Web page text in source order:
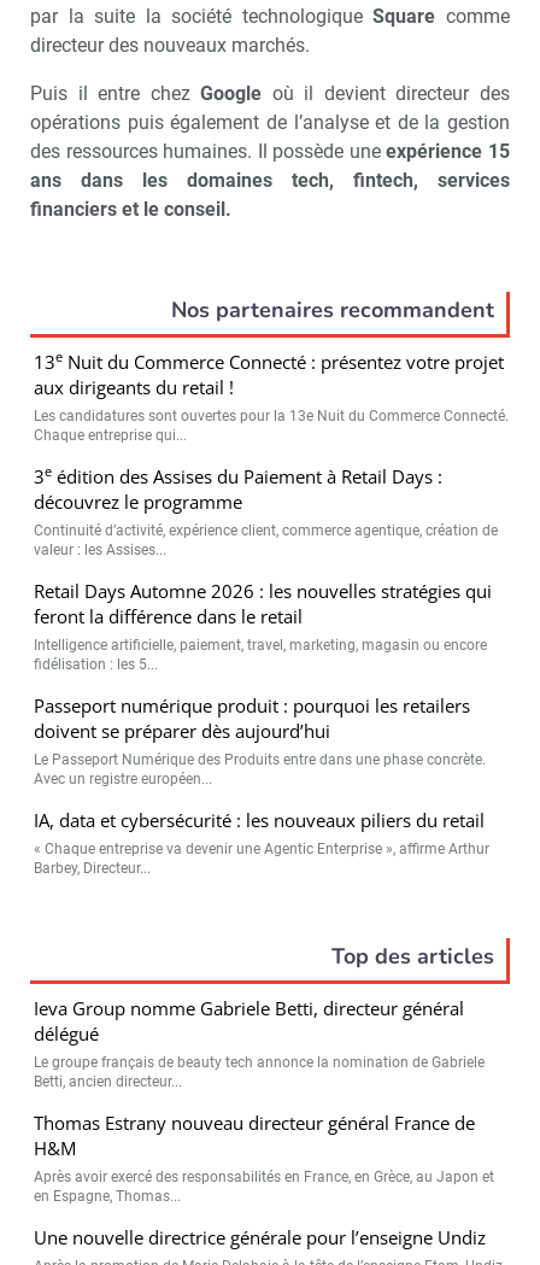
par la suite la société technologiqueSquare comme
directeur des nouveaux marchés.
Puis il entre chezGoogle où il devient directeur des
opérations puis également de l’analyse et de la gestion
des ressources humaines. Il possède uneexpérience 15
ans dans les domaines tech, fintech, services
financiers et le conseil.
Nos partenaires recommandent
13e Nuit du Commerce Connecté : présentez votre projet
aux dirigeants du retail !
Les candidatures sont ouvertes pour la 13e Nuit du Commerce Connecté.
Chaque entreprise qui...
3e édition des Assises du Paiement à Retail Days :
découvrez le programme
Continuité d’activité, expérience client, commerce agentique, création de
valeur : les Assises...
Retail Days Automne 2026 : les nouvelles stratégies qui
feront la différence dans le retail
Intelligence artificielle, paiement, travel, marketing, magasin ou encore
fidélisation : les 5...
Passeport numérique produit : pourquoi les retailers
doivent se préparer dès aujourd’hui
Le Passeport Numérique des Produits entre dans une phase concrète.
Avec un registre européen...
IA, data et cybersécurité : les nouveaux piliers du retail
« Chaque entreprise va devenir une Agentic Enterprise », affirme Arthur
Barbey, Directeur...
Top des articles
Ieva Group nomme Gabriele Betti, directeur général
délégué
Le groupe français de beauty tech annonce la nomination de Gabriele
Betti, ancien directeur...
Thomas Estrany nouveau directeur général France de
H&M
Après avoir exercé des responsabilités en France, en Grèce, au Japon et
en Espagne, Thomas...
Une nouvelle directrice générale pour l’enseigne Undiz